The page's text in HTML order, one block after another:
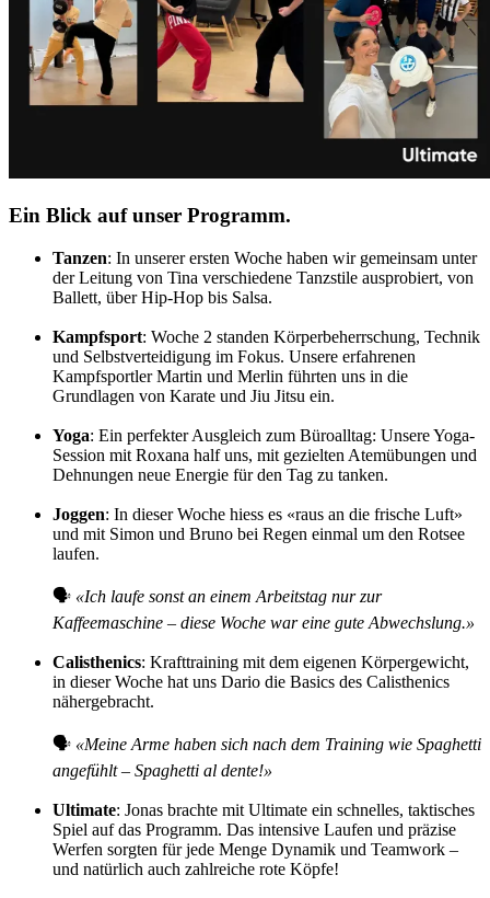
Ein Blick auf unser Programm.
Tanzen: In unserer ersten Woche haben wir gemeinsam unter
der Leitung von Tina verschiedene Tanzstile ausprobiert, von
Ballett, über Hip-Hop bis Salsa.
Kampfsport: Woche 2 standen Körperbeherrschung, Technik
und Selbstverteidigung im Fokus. Unsere erfahrenen
Kampfsportler Martin und Merlin führten uns in die
Grundlagen von Karate und Jiu Jitsu ein.
Yoga: Ein perfekter Ausgleich zum Büroalltag: Unsere Yoga-
Session mit Roxana half uns, mit gezielten Atemübungen und
Dehnungen neue Energie für den Tag zu tanken.
Joggen: In dieser Woche hiess es «raus an die frische Luft»
und mit Simon und Bruno bei Regen einmal um den Rotsee
laufen.
🗣 «Ich laufe sonst an einem Arbeitstag nur zur
Kaffeemaschine – diese Woche war eine gute Abwechslung.»
Calisthenics: Krafttraining mit dem eigenen Körpergewicht,
in dieser Woche hat uns Dario die Basics des Calisthenics
nähergebracht.
🗣 «Meine Arme haben sich nach dem Training wie Spaghetti
angefühlt – Spaghetti al dente!»
Ultimate: Jonas brachte mit Ultimate ein schnelles, taktisches
Spiel auf das Programm. Das intensive Laufen und präzise
Werfen sorgten für jede Menge Dynamik und Teamwork –
und natürlich auch zahlreiche rote Köpfe!